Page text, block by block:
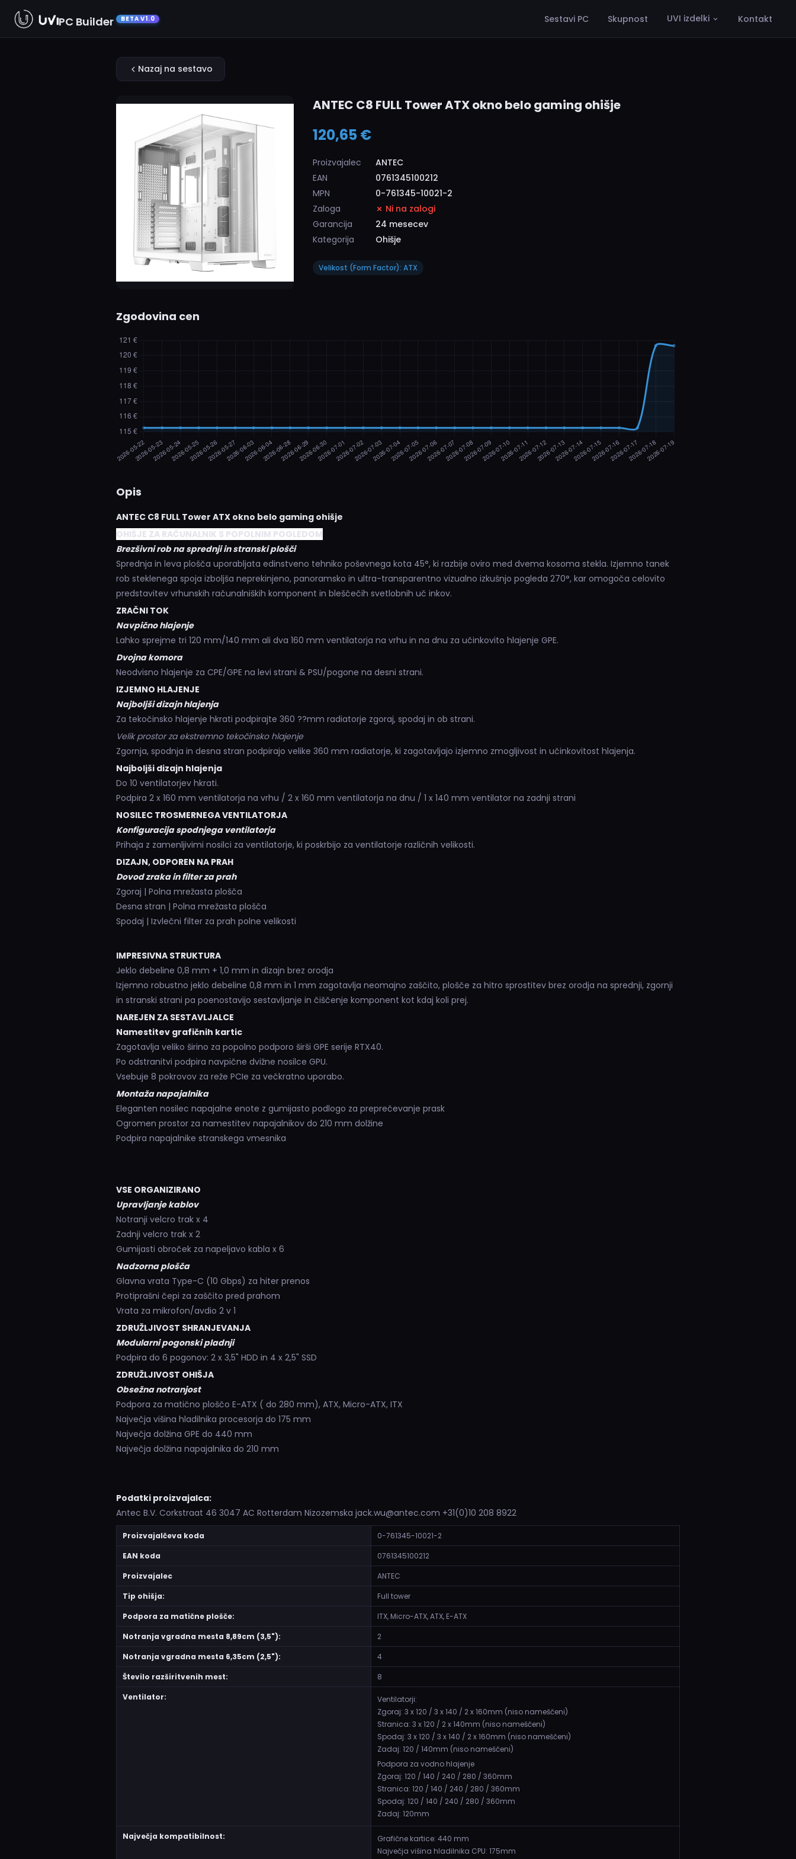
PC Builder BETA V1.0 Sestavi PC Skupnost UVI izdelki Kontakt
Nazaj na sestavo
ANTEC C8 FULL Tower ATX okno belo gaming ohišje
120,65 €
Proizvajalec
ANTEC
EAN
0761345100212
MPN
0-761345-10021-2
Zaloga
Ni na zalogi
Garancija
24 mesecev
Kategorija
Ohišje
Velikost (Form Factor): ATX
Zgodovina cen
Opis
ANTEC C8 FULL Tower ATX okno belo gaming ohišje
OHIŠJE ZA RAČUNALNIK S POPOLNIM POGLEDOM
Brezšivni rob na sprednji in stranski plošči
Sprednja in leva plošča uporabljata edinstveno tehniko poševnega kota 45°, ki razbije oviro med dvema kosoma stekla. Izjemno tanek
rob steklenega spoja izboljša neprekinjeno, panoramsko in ultra-transparentno vizualno izkušnjo pogleda 270°, kar omogoča celovito
predstavitev vrhunskih računalniških komponent in bleščečih svetlobnih uč inkov.
ZRAČNI TOK
Navpično hlajenje
Lahko sprejme tri 120 mm/140 mm ali dva 160 mm ventilatorja na vrhu in na dnu za učinkovito hlajenje GPE.
Dvojna komora
Neodvisno hlajenje za CPE/GPE na levi strani & PSU/pogone na desni strani.
IZJEMNO HLAJENJE
Najboljši dizajn hlajenja
Za tekočinsko hlajenje hkrati podpirajte 360 ??mm radiatorje zgoraj, spodaj in ob strani.
Velik prostor za ekstremno tekočinsko hlajenje
Zgornja, spodnja in desna stran podpirajo velike 360 mm radiatorje, ki zagotavljajo izjemno zmogljivost in učinkovitost hlajenja.
Najboljši dizajn hlajenja
Do 10 ventilatorjev hkrati.
Podpira 2 x 160 mm ventilatorja na vrhu / 2 x 160 mm ventilatorja na dnu / 1 x 140 mm ventilator na zadnji strani
NOSILEC TROSMERNEGA VENTILATORJA
Konfiguracija spodnjega ventilatorja
Prihaja z zamenljivimi nosilci za ventilatorje, ki poskrbijo za ventilatorje različnih velikosti.
DIZAJN, ODPOREN NA PRAH
Dovod zraka in filter za prah
Zgoraj | Polna mrežasta plošča
Desna stran | Polna mrežasta plošča
Spodaj | Izvlečni filter za prah polne velikosti
IMPRESIVNA STRUKTURA
Jeklo debeline 0,8 mm + 1,0 mm in dizajn brez orodja
Izjemno robustno jeklo debeline 0,8 mm in 1 mm zagotavlja neomajno zaščito, plošče za hitro sprostitev brez orodja na sprednji, zgornji
in stranski strani pa poenostavijo sestavljanje in čiščenje komponent kot kdaj koli prej.
NAREJEN ZA SESTAVLJALCE
Namestitev grafičnih kartic
Zagotavlja veliko širino za popolno podporo širši GPE serije RTX40.
Po odstranitvi podpira navpične dvižne nosilce GPU.
Vsebuje 8 pokrovov za reže PCIe za večkratno uporabo.
Montaža napajalnika
Eleganten nosilec napajalne enote z gumijasto podlogo za preprečevanje prask
Ogromen prostor za namestitev napajalnikov do 210 mm dolžine
Podpira napajalnike stranskega vmesnika
VSE ORGANIZIRANO
Upravljanje kablov
Notranji velcro trak x 4
Zadnji velcro trak x 2
Gumijasti obroček za napeljavo kabla x 6
Nadzorna plošča
Glavna vrata Type-C (10 Gbps) za hiter prenos
Protiprašni čepi za zaščito pred prahom
Vrata za mikrofon/avdio 2 v 1
ZDRUŽLJIVOST SHRANJEVANJA
Modularni pogonski pladnji
Podpira do 6 pogonov: 2 x 3,5" HDD in 4 x 2,5" SSD
ZDRUŽLJIVOST OHIŠJA
Obsežna notranjost
Podpora za matično ploščo E-ATX ( do 280 mm), ATX, Micro-ATX, ITX
Največja višina hladilnika procesorja do 175 mm
Največja dolžina GPE do 440 mm
Največja dolžina napajalnika do 210 mm
Podatki proizvajalca:
Antec B.V. Corkstraat 46 3047 AC Rotterdam Nizozemska jack.wu@antec.com +31(0)10 208 8922
Proizvajalčeva koda
0-761345-10021-2
EAN koda
0761345100212
Proizvajalec
ANTEC
Tip ohišja:
Full tower
Podpora za matične plošče:
ITX, Micro-ATX, ATX, E-ATX
Notranja vgradna mesta 8,89cm (3,5"):
2
Notranja vgradna mesta 6,35cm (2,5"):
4
Število razširitvenih mest:
8
Ventilator:
Ventilatorji:
Zgoraj: 3 x 120 / 3 x 140 / 2 x 160mm (niso nameščeni)
Stranica: 3 x 120 / 2 x 140mm (niso nameščeni)
Spodaj: 3 x 120 / 3 x 140 / 2 x 160mm (niso nameščeni)
Zadaj: 120 / 140mm (niso nameščeni)
Podpora za vodno hlajenje
Zgoraj: 120 / 140 / 240 / 280 / 360mm
Stranica: 120 / 140 / 240 / 280 / 360mm
Spodaj: 120 / 140 / 240 / 280 / 360mm
Zadaj: 120mm
Največja kompatibilnost:
Grafične kartice: 440 mm
Največja višina hladilnika CPU: 175mm